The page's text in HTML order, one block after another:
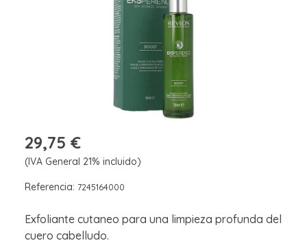
29,75 €
(IVA General 21% incluido)
Referencia: 7245164000
Exfoliante cutaneo para una limpieza profunda del
cuero cabelludo.